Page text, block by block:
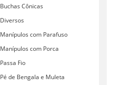
Buchas Cônicas
Diversos
Manípulos com Parafuso
Manípulos com Porca
Passa Fio
Pé de Bengala e Muleta